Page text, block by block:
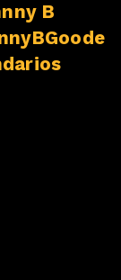
B